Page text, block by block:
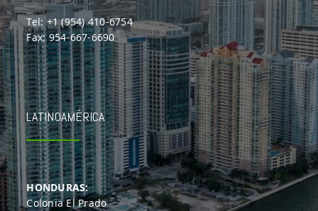
Tel: +1 (954) 410-6754
Fax: 954-667-6690
LATINOAMÉRICA
HONDURAS:
Colonia El Prado